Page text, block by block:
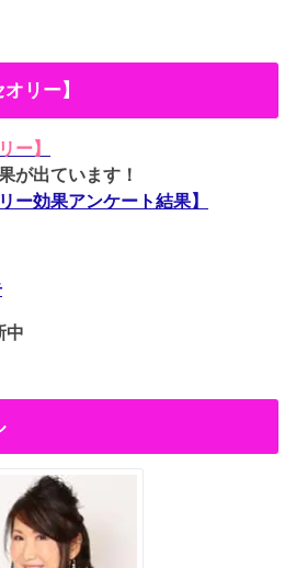
リー】
ー】
が出ています！
ー効果アンケート結果】
中